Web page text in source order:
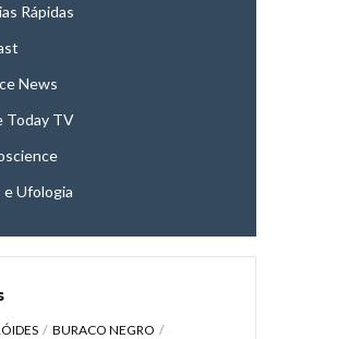
Rápidas
News
Today TV
e Ufologia
BURACO NEGRO